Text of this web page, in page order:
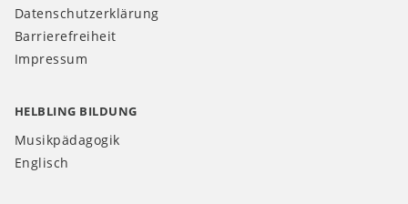
Datenschutzerklärung
Barrierefreiheit
Impressum
HELBLING BILDUNG
Musikpädagogik
Englisch